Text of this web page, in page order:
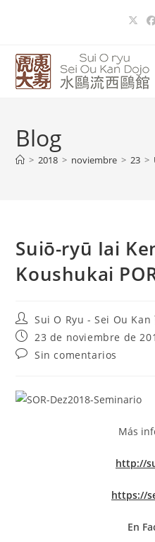
Blog
> 2018 > noviembre > 23 >
Suiō-ryū Iai
Koushukai
Sui O Ryu - Sei Ou Kan
23 de noviembre de
Sin comentarios
Más
http://
https://
En